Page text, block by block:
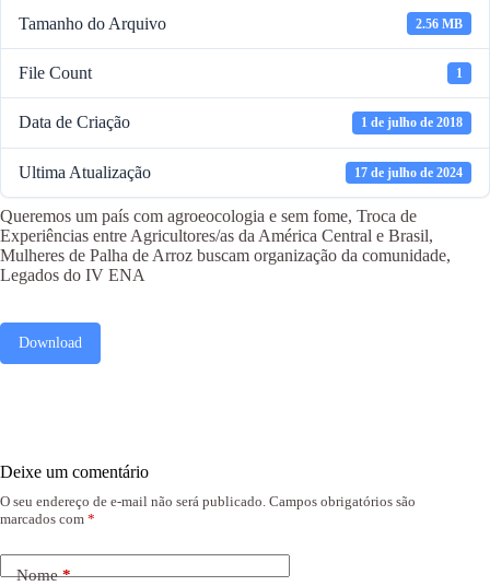
Tamanho do Arquivo 2.56 MB
File Count 1
Data de Criação 1 de julho de 2018
Ultima Atualização 17 de julho de 2024
Queremos um país com agroeocologia e sem fome, Troca de
Experiências entre Agricultores/as da América Central e Brasil,
Mulheres de Palha de Arroz buscam organização da comunidade,
Legados do IV ENA
Download
Deixe um comentário
O seu endereço de e-mail não será publicado. Campos obrigatórios são
marcados com *
Nome*